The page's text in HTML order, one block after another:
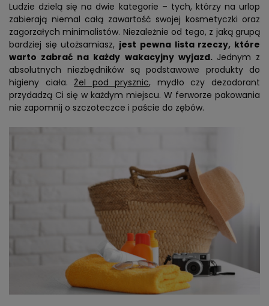
Ludzie dzielą się na dwie kategorie – tych, którzy na urlop
zabierają niemal całą zawartość swojej kosmetyczki oraz
zagorzałych minimalistów. Niezależnie od tego, z jaką grupą
bardziej się utożsamiasz, jest pewna lista rzeczy, które
warto zabrać na każdy wakacyjny wyjazd. Jednym z
absolutnych niezbędników są podstawowe produkty do
higieny ciała.Żel pod prysznic, mydło czy dezodorant
przydadzą Ci się w każdym miejscu. W ferworze pakowania
nie zapomnij o szczoteczce i paście do zębów.